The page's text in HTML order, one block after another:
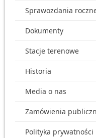
Sprawozdania
Dokumenty
Stacje terenowe
Historia
Media o nas
Zamówienia
Polityka prywatności